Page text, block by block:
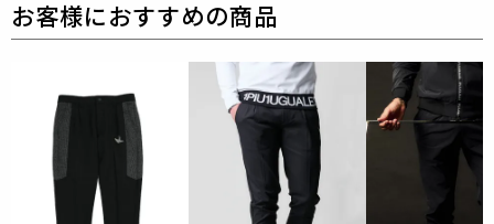
【ワッペンロゴに関するご注意】
本製品に使用しているワッペンロゴ(鶴+113G)は熱圧
着加工にて取り付けを行っておりますが、上質な生地
を採用している為、素材特有の滑らかさや洗濯環境の
影響により
まれにワッペンが剥がれやすくなる場合が
ございます。
※万が一剥がれが生じた場合は、弊社にて修理対応を
承りますのでお気軽にご連絡ください。